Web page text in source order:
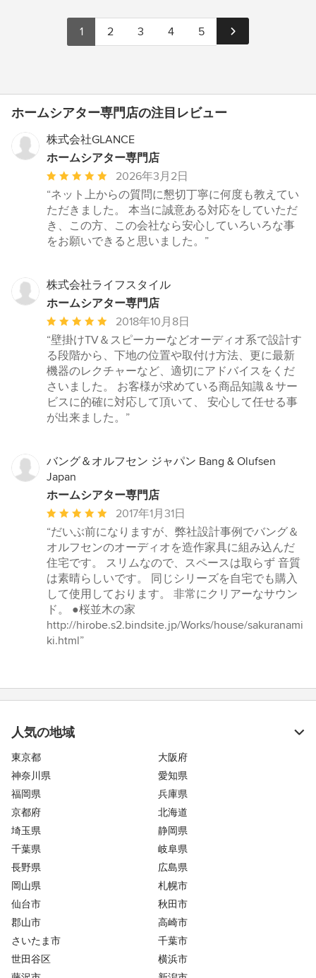
1 2 3 4 5
ホームシアター専門店の注目レビュー
株式会社GLANCE
ホームシアター専門店
平
均
評
価：
5
中
星
5
2026年3月2日
“ネット上からの質問に懇切丁寧に何度も教えてい
ただきました。 本当に誠意ある対応をしていただ
き、この方、この会社なら安心していろいろな事
をお願いできると思いました。”
株式会社ライフスタイル
ホームシアター専門店
平
均
評
価：
5
つ
星
5
2018年10月8日
“壁掛けTV＆スピーカーなどオーディオ系で設計す
る段階から、下地の位置や取付け方法、更に最新
機器のレクチャーなど、適切にアドバイスをくだ
さいました。 お客様が求めている商品知識＆サー
ビスに的確に対応して頂いて、 安心して任せる事
が出来ました。”
バング＆オルフセン ジャパン Bang & Olufsen
Japan
ホームシアター専門店
平
均
評
価：
5
つ
星
中
星
2017年1月31日
“だいぶ前になりますが、弊社設計事例でバング＆
オルフセンのオーディオを造作家具に組み込んだ
住宅です。 スリムなので、スペースは取らず 音質
は素晴らしいです。 同じシリーズを自宅でも購入
して使用しております。 非常にクリアーなサウン
ド。 ●桜並木の家
http://hirobe.s2.bindsite.jp/Works/house/sakuranami
ki.html”
人気の地域
東京都
大阪府
神奈川県
愛知県
福岡県
兵庫県
京都府
北海道
埼玉県
静岡県
千葉県
岐阜県
長野県
広島県
岡山県
札幌市
仙台市
秋田市
郡山市
高崎市
さいたま市
千葉市
世田谷区
横浜市